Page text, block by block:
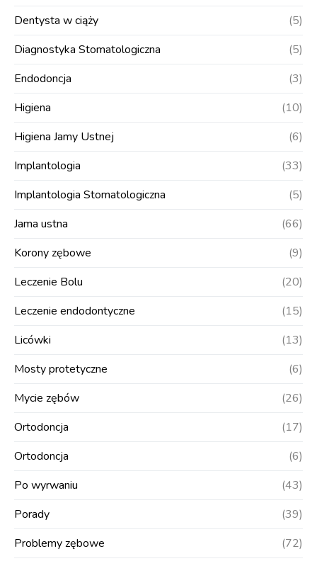
Dentysta w ciąży
(5)
Diagnostyka Stomatologiczna
(5)
Endodoncja
(3)
Higiena
(10)
Higiena Jamy Ustnej
(6)
Implantologia
(33)
Implantologia Stomatologiczna
(5)
Jama ustna
(66)
Korony zębowe
(9)
Leczenie Bolu
(20)
Leczenie endodontyczne
(15)
Licówki
(13)
Mosty protetyczne
(6)
Mycie zębów
(26)
Ortodoncja
(17)
Ortodoncja
(6)
Po wyrwaniu
(43)
Porady
(39)
Problemy zębowe
(72)